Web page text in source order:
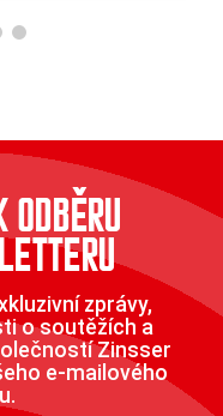
zprávy,
o soutěžích a
Zinsser
e-mailového